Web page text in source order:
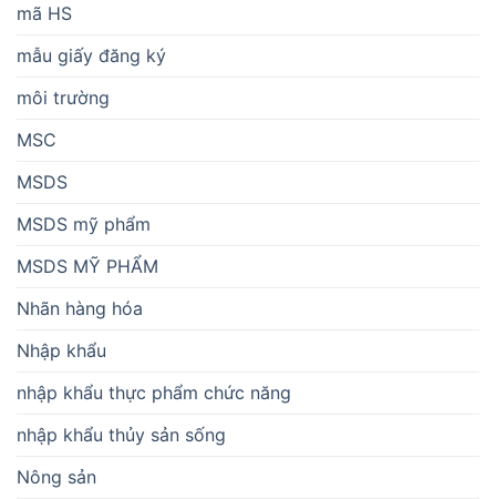
mã HS
mẫu giấy đăng ký
môi trường
MSC
MSDS
MSDS mỹ phẩm
MSDS MỸ PHẨM
Nhãn hàng hóa
Nhập khẩu
nhập khẩu thực phẩm chức năng
nhập khẩu thủy sản sống
Nông sản